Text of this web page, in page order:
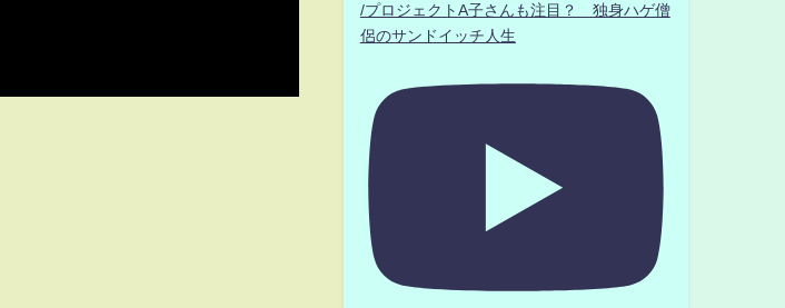
/プロジェクトA子さんも注目？ 独身ハゲ僧
侶のサンドイッチ人生